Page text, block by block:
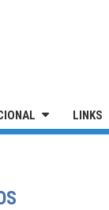
LINKS